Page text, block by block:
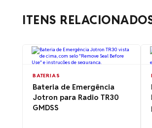
ITENS
BATERIAS
Bateria de Emergência
Jotron para Radio TR30
GMDSS